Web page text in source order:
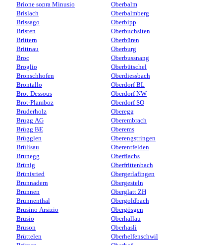
Brione sopra Minusio
Brislach
Brissago
Bristen
Brittern
Brittnau
Broc
Broglio
Bronschhofen
Brontallo
Brot-Dessous
Brot-Plamboz
Bruderholz
Brugg AG
Brügg BE
Brügglen
Brülisau
Brunegg
Brünig
Brünisried
Brunnadern
Brunnen
Brunnenthal
Brusino Arsizio
Brusio
Bruson
Brüttelen
Oberbalm
Oberbalmberg
Oberbipp
Oberbuchsiten
Oberbüren
Oberburg
Oberbussnang
Oberbütschel
Oberdiessbach
Oberdorf BL
Oberdorf NW
Oberdorf SO
Oberegg
Oberembrach
Oberems
Oberengstringen
Oberentfelden
Oberflachs
Oberfrittenbach
Obergerlafingen
Obergesteln
Oberglatt ZH
Obergoldbach
Obergösgen
Oberhallau
Oberhasli
Oberhelfenschwil